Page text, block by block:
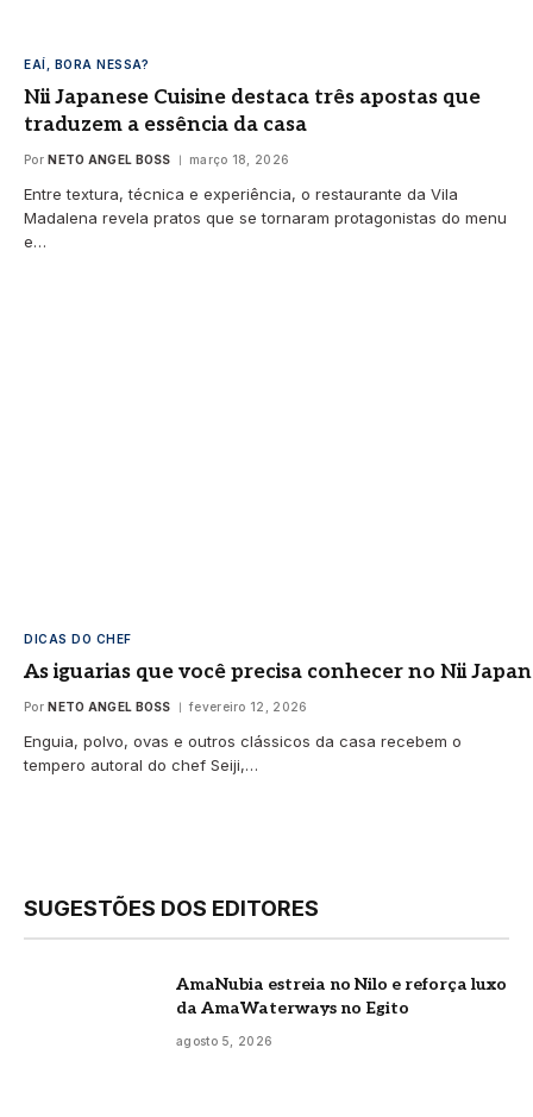
EAÍ, BORA NESSA?
Nii Japanese Cuisine destaca três apostas que
traduzem a essência da casa
Por NETO ANGEL BOSS março 18, 2026
Entre textura, técnica e experiência, o restaurante da Vila
Madalena revela pratos que se tornaram protagonistas do menu
e…
DICAS DO CHEF
As iguarias que você precisa conhecer no Nii
Por NETO ANGEL BOSS fevereiro 12, 2026
Enguia, polvo, ovas e outros clássicos da casa recebem o
tempero autoral do chef Seiji,…
SUGESTÕES DOS EDITORES
AmaNubia estreia no Nilo e reforça luxo
da AmaWaterways no Egito
agosto 5, 2026